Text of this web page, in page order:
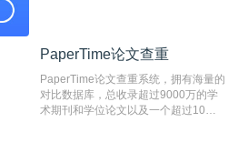
系统，可检测中文、英文两种语言的论
PaperTime论文查重
PaperTime论文查重系统，拥有海量的
对比数据库，总收录超过9000万的学
术期刊和学位论文以及一个超过10亿